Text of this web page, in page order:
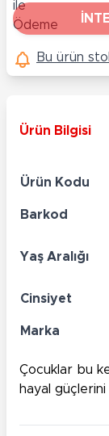
Bu ürün
Ürün Bilgisi
Ürün Kodu
Barkod
Yaş Aralığı
Cinsiyet
Marka
Çocuklar bu
hayal